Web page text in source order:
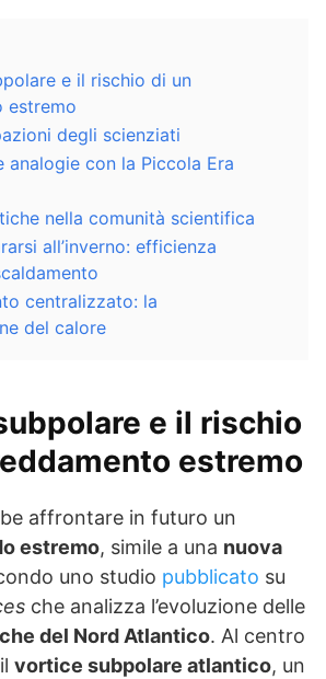
e il rischio di un
estremo
degli scienziati
analogie con la Piccola Era
nella comunità scientifica
all’inverno: efficienza
centralizzato: la
del calore
e il rischio
estremo
affrontare in futuro un
estremo, simile a una nuova
uno studio pubblicato su
che analizza l’evoluzione delle
del Nord Atlantico. Al centro
vortice subpolare atlantico, un